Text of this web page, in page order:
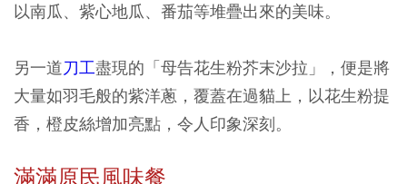
以南瓜、紫心地瓜、番茄等堆疊出來的美味。
另一道刀工盡現的「母告花生粉芥末沙拉」，便是將
大量如羽毛般的紫洋蔥，覆蓋在過貓上，以花生粉提
香，橙皮絲增加亮點，令人印象深刻。
滿滿原民風味餐